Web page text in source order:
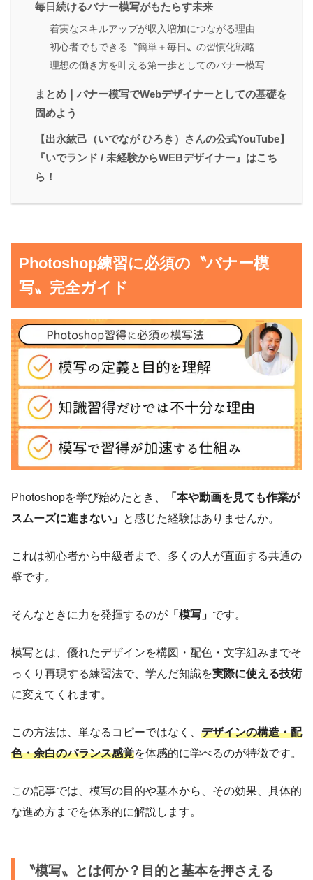
毎日続けるバナー模写がもたらす未来
着実なスキルアップが収入増加につながる理由
初心者でもできる〝簡単＋毎日〟の習慣化戦略
理想の働き方を叶える第一歩としてのバナー模写
まとめ｜バナー模写でWebデザイナーとしての基礎を
固めよう
【出永紘己（いでなが ひろき）さんの公式YouTube】
『いでランド / 未経験からWEBデザイナー』はこち
ら！
Photoshop練習に必須の〝バナー模
写〟完全ガイド
Photoshopを学び始めたとき、
「本や動画を見ても作業が
スムーズに進まない」 と感じた経験はありませんか。
これは初心者から中級者まで、多くの人が直面する共通の
壁です。
そんなときに力を発揮するのが 「模写」 です。
模写とは、優れたデザインを構図・配色・文字組みまでそ
っくり再現する練習法で、学んだ知識を実際に使える技術
に変えてくれます。
この方法は、単なるコピーではなく、 デザインの構造・配
色・余白のバランス感覚を体感的に学べるのが特徴です。
この記事では、模写の目的や基本から、その効果、具体的
な進め方までを体系的に解説します。
〝模写〟とは何か？目的と基本を押さえる